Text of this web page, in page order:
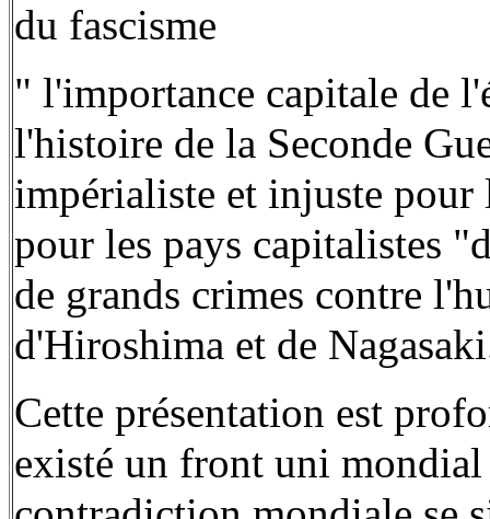
du fascisme
" l'importance capitale de
l'histoire de la Seconde
impérialiste et injuste pour
pour les pays capitalistes
de grands crimes contre
d'Hiroshima et de
Cette présentation est
existé un front uni